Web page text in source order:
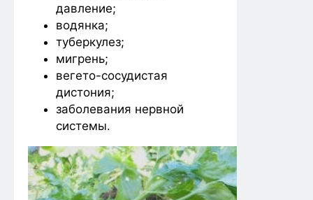
давление;
водянка;
туберкулез;
мигрень;
вегето-сосудистая
дистония;
заболевания нервной
системы.